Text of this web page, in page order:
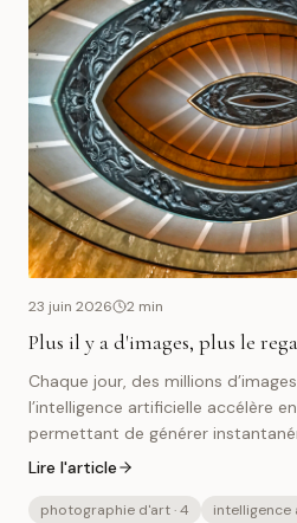
23 juin 2026 2 min
Plus il y a d'images, plus le
Chaque jour, des millions
l’intelligence artificielle accélère
permettant de générer
réalisme saisissant. Dans un
réside plus que jamais dans le
Lire l'article
photographie d'art· 4 intelligence